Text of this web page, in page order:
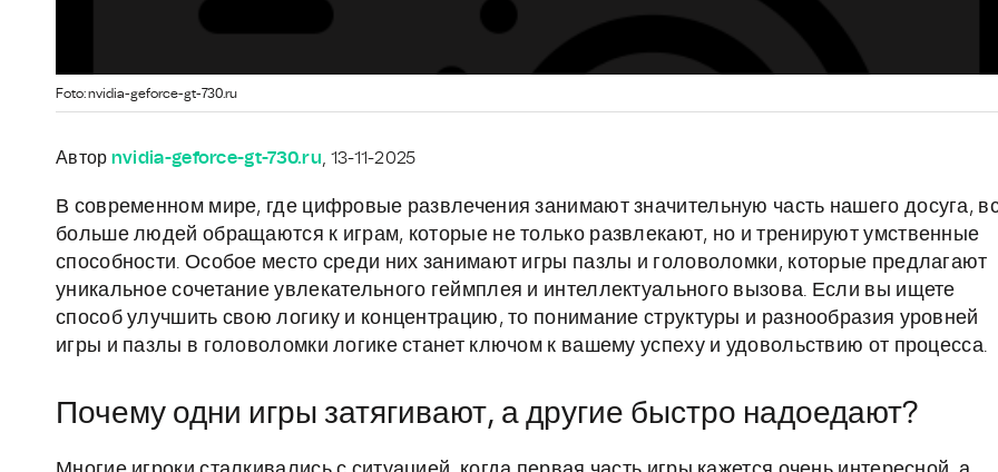
Foto: nvidia-geforce-gt-730.ru
Автор nvidia-geforce-gt-730.ru, 13-11-2025
В современном мире, где цифровые развлечения занимают значительную часть нашего досуга,
больше людей обращаются к играм, которые не только развлекают, но и тренируют умственные
способности. Особое место среди них занимают игры пазлы и головоломки, которые предлагают
уникальное сочетание увлекательного геймплея и интеллектуального вызова. Если вы ищете
способ улучшить свою логику и концентрацию, то понимание структуры и разнообразия уровней
игры и пазлы в головоломки логике станет ключом к вашему успеху и удовольствию от процесса.
Почему одни игры затягивают, а другие быстро надоедают?